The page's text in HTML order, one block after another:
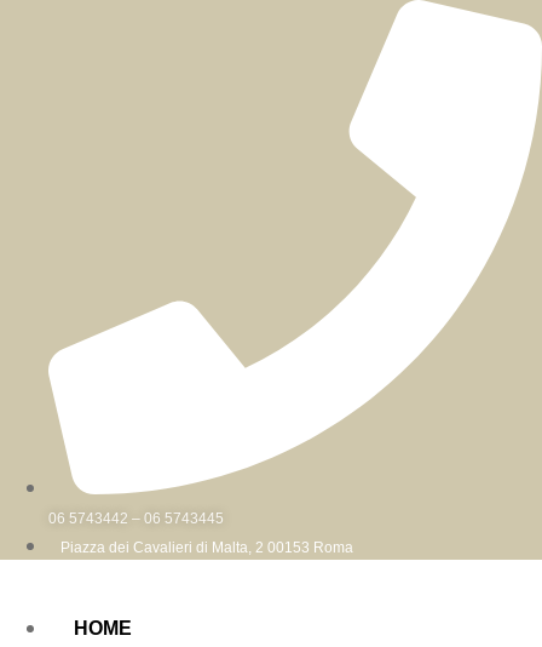
06 5743442 – 06 5743445
Piazza dei Cavalieri di Malta, 2 00153 Roma
HOME